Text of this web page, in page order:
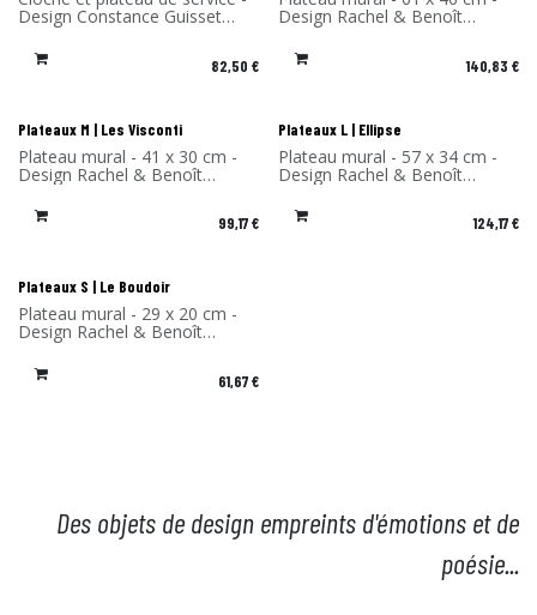
Design Constance Guisset
Studio - Matériau: Céramique -
Fabriqué au Portugal
82,50 €
Design Rachel & Benoît
Convers - Matériau: Stratifié
de bouleau - Fabriqué en
France 140,83 €
Plateaux M | Les Visconti
Plateau mural - 41 x 30 cm -
Design Rachel & Benoît
Convers - Matériau: Stratifié
de bouleau - Fabriqué en
France 99,17€
Plateaux L | Ellipse
Plateau mural - 57 x 34 cm -
Design Rachel & Benoît
Convers - Matériau: Stratifié
de bouleau - Fabriqué en
France 124,17€
Plateaux S | Le Boudoir
Plateau mural - 29 x 20 cm -
Design Rachel & Benoît
Convers - Matériau: Stratifié
de bouleau - Fabriqué en
France 61,67€
Des objets de design empreints d'émotions et de
poésie...